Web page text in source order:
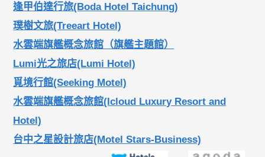
逢甲伯達行旅(Boda Hotel Taichung)
璞樹文旅(Treeart Hotel)
水雲端旗艦概念旅館（旗艦主題館）
Lumi光之旅店(Lumi Hotel)
覓境行館(Seeking Motel)
水雲端旗艦概念旅館(Icloud Luxury Resort and
Hotel)
台中之星設計旅店(Motel Stars-Business)